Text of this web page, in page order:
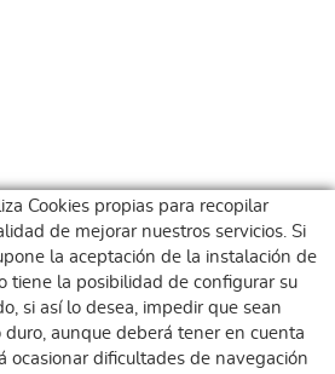
Cookies propias para recopilar
de mejorar nuestros servicios. Si
la aceptación de la instalación de
tiene la posibilidad de configurar su
si así lo desea, impedir que sean
duro, aunque deberá tener en cuenta
ocasionar dificultades de navegación